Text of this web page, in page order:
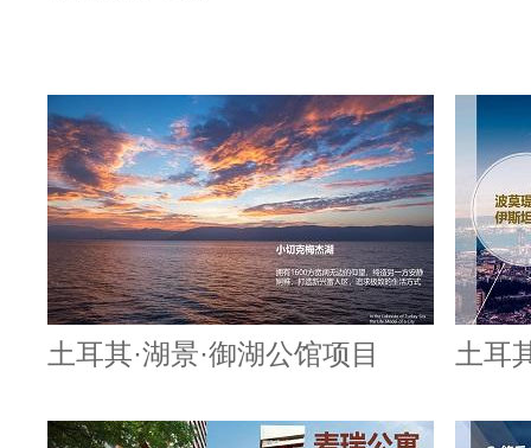
土耳其·湖景·御湖公馆项目 土耳